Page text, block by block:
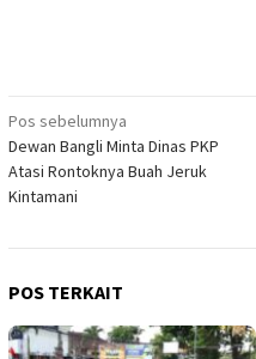
Navigasi
pos
Pos sebelumnya
Dewan Bangli Minta Dinas PKP
Atasi Rontoknya Buah Jeruk
Kintamani
POS TERKAIT